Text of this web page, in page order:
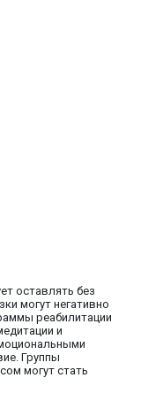
оставлять без
могут негативно
реабилитации
и
Группы
могут стать